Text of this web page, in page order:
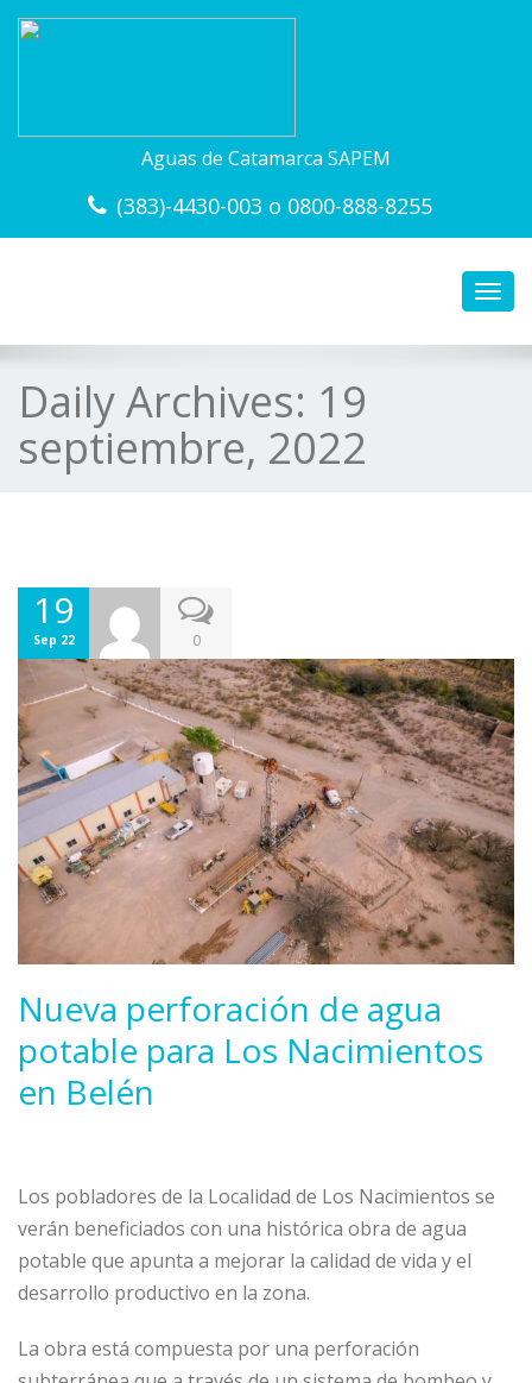
Aguas de Catamarca SAPEM
(383)-4430-003 o 0800-888-8255
Daily Archives: 19
septiembre, 2022
19
Sep 22 0
Nueva perforación de agua
potable para Los Nacimientos
en Belén
Los pobladores de la Localidad de Los Nacimientos se
verán beneficiados con una histórica obra de agua
potable que apunta a mejorar la calidad de vida y el
desarrollo productivo en la zona.
La obra está compuesta por una perforación